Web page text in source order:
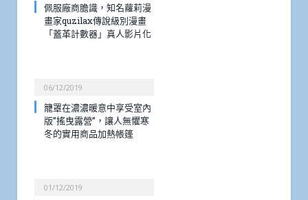
佩服廠商膽識，知名蘿莉漫
畫家quzilax傳說級別漫畫
「蓋革計數器」真人影片化
06/12/2019
籠罩在濃濃暖意中享受室內
版”搖曳露營”，讓人無懼寒
冬的實用商品加熱帳篷
01/12/2019